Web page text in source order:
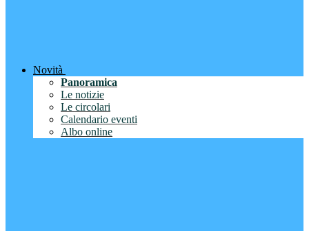
Novità
Panoramica
Le notizie
Le circolari
Calendario eventi
Albo online